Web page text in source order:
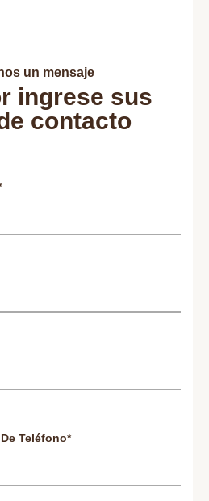
un mensaje
ingrese sus
contacto
Teléfono*